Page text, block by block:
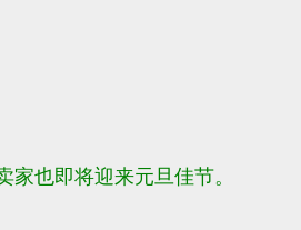
也即将迎来元旦佳节。